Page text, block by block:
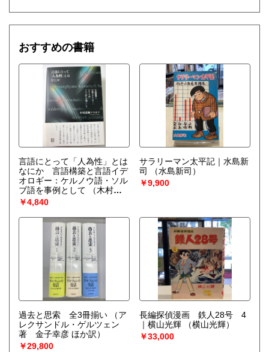
おすすめの書籍
言語にとって「人為性」とは
なにか 言語構築と言語イデ
オロギー：ケルノウ語・ソル
ブ語を事例として
（木村護
郎クリストフ）
￥4,840
サラリーマン太平記｜水島新
司
（水島新司）
￥9,900
過去と思索 全3冊揃い
（ア
レクサンドル・ゲルツェン
著 金子幸彦 ほか訳）
￥29,800
長編探偵漫画 鉄人28号 4
｜横山光輝
（横山光輝）
￥33,000